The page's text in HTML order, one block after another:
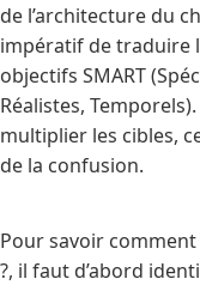
de l’architecture du
impératif de traduire
objectifs SMART
Réalistes,
multiplier les cibles,
de la confusion.
Pour savoir
?, il faut d’abord